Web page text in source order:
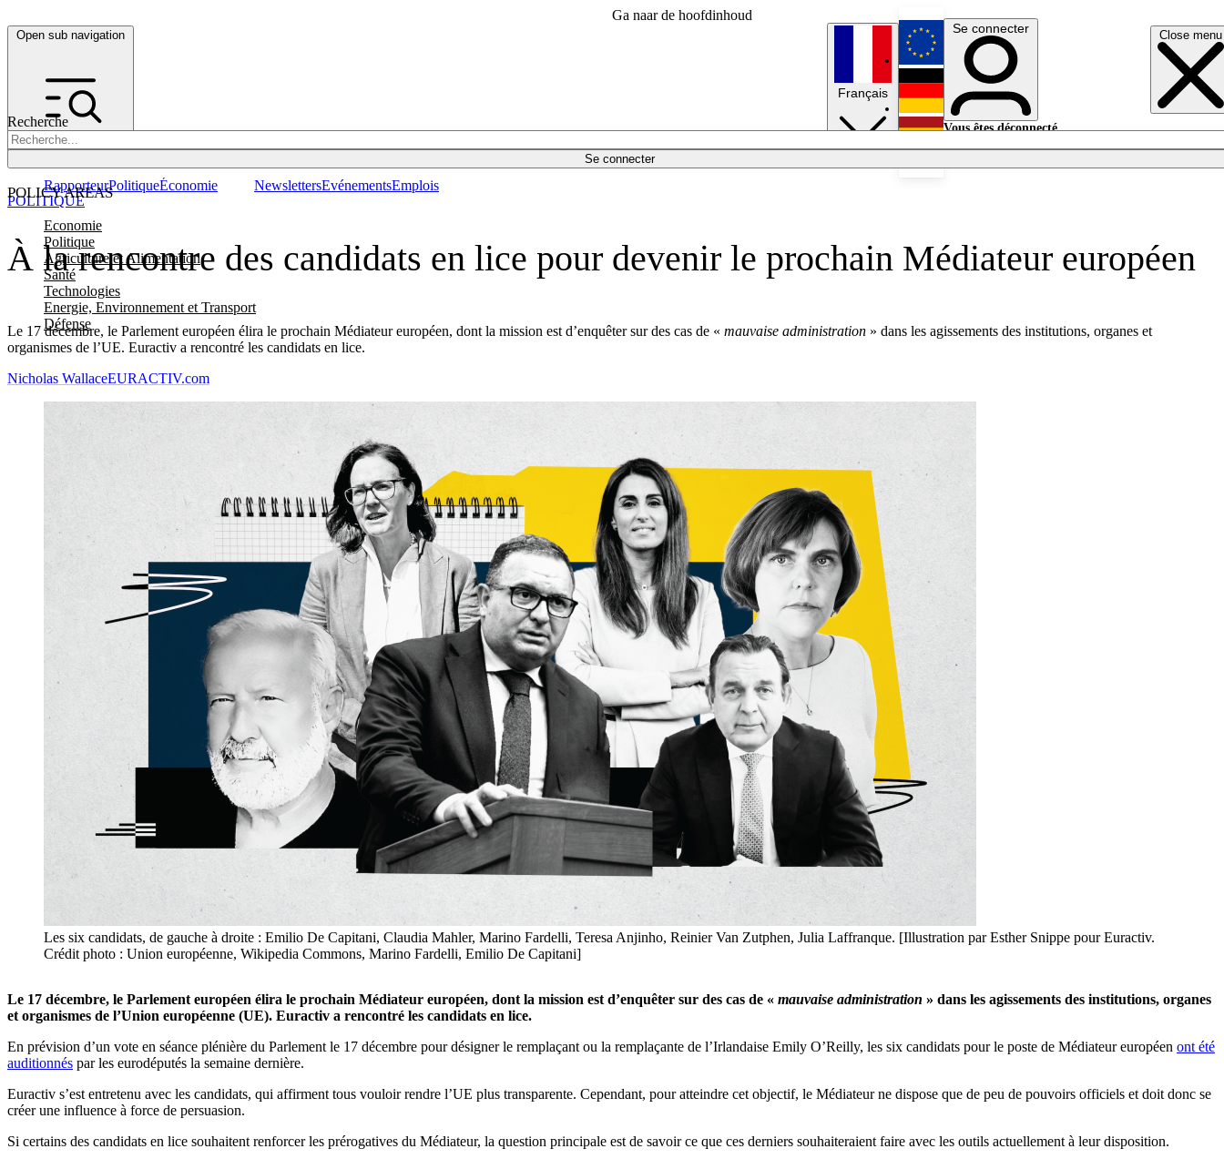
Ga naar de hoofdinhoud
Open sub navigation Close menu
Recherche
Se connecter
POLICY AREAS
Economie
Politique
Agriculture et Alimentation
Santé
Technologies
Energie, Environnement et Transport
Défense
RapporteurPolitiqueÉconomie NewslettersEvénementsEmplois
Français
English
Deutsch
Se connecter
Vous êtes déconnecté.
À la rencontre des candidats en lice pour devenir le prochain Médiateur européen
Le 17 décembre, le Parlement européen élira le prochain Médiateur européen, dont la mission est d’enquêter sur des cas de « mauvaise administration » dans les agissements des institutions, organes et
organismes de l’UE. Euractiv a rencontré les candidats en lice.
POLITIQUE
Nicholas WallaceEURACTIV.com
Les six candidats, de gauche à droite : Emilio De Capitani, Claudia Mahler, Marino Fardelli, Teresa Anjinho, Reinier Van Zutphen, Julia Laffranque. [Illustration par Esther Snippe pour Euractiv.
Crédit photo : Union européenne, Wikipedia Commons, Marino Fardelli, Emilio De Capitani]
Le 17 décembre, le Parlement européen élira le prochain Médiateur européen, dont la mission est d’enquêter sur des cas de « mauvaise administration » dans les agissements des institutions, organes
et organismes de l’Union européenne (UE). Euractiv a rencontré les candidats en lice.
En prévision d’un vote en séance plénière du Parlement le 17 décembre pour désigner le remplaçant ou la remplaçante de l’Irlandaise Emily O’Reilly, les six candidats pour le poste de Médiateur européen ont été
auditionnés par les eurodéputés la semaine dernière.
Euractiv s’est entretenu avec les candidats, qui affirment tous vouloir rendre l’UE plus transparente. Cependant, pour atteindre cet objectif, le Médiateur ne dispose que de peu de pouvoirs officiels et doit donc se
créer une influence à force de persuasion.
Si certains des candidats en lice souhaitent renforcer les prérogatives du Médiateur, la question principale est de savoir ce que ces derniers souhaiteraient faire avec les outils actuellement à leur disposition.